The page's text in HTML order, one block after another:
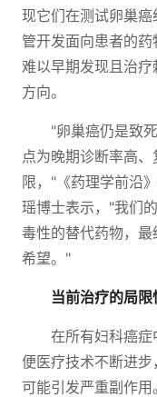
现它们在测试卵巢
管开发面向患者的
难以早期发现且治
方向。
"卵巢癌仍是致
点为晚期诊断率高
限，"《药理学前沿
瑶博士表示，"我们
毒性的替代药物，
希望。"
当前治疗的局限
在所有妇科癌
便医疗技术不断进
可能引发严重副作